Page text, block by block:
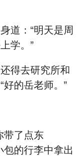
道：“明天是周
学。”
得去研究所和
的岳老师。”
带了点东
包的行李中拿出